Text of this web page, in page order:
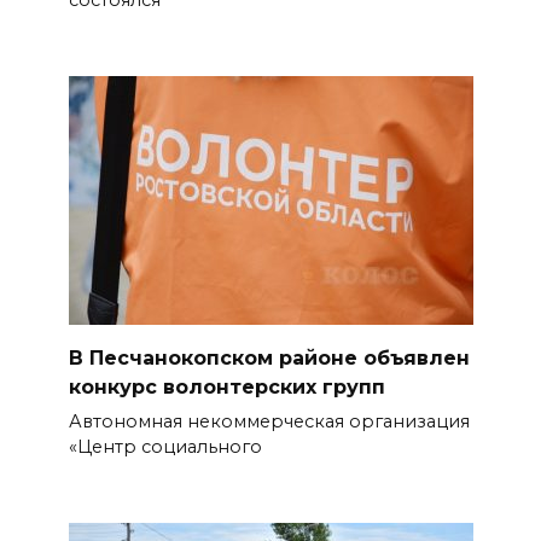
стать городом с населением
07 августа 2026 15:22
В Ростове на озере Лесном
утонул 43-летний мужчина
07 августа 2026 15:06
В Ростовской области из-за
жары проезжую часть
федеральных трасс поливают
водой
07 августа 2026 14:55
В Песчанокопском районе объявлен
конкурс волонтерских групп
Автономная некоммерческая организация
«Центр социального